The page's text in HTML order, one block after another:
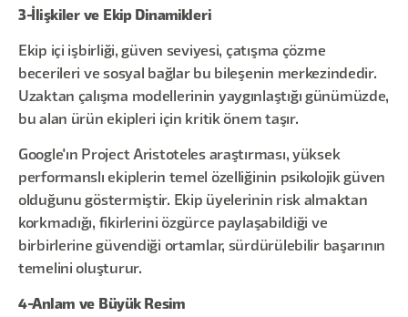
3-İlişkiler ve Ekip Dinamikleri
Ekip içi işbirliği, güven seviyesi, çatışma çözme
becerileri ve sosyal bağlar bu bileşenin merkezindedir.
Uzaktan çalışma modellerinin yaygınlaştığı günümüzde,
bu alan ürün ekipleri için kritik önem taşır.
Google'ın Project Aristoteles araştırması, yüksek
performanslı ekiplerin temel özelliğinin psikolojik güven
olduğunu göstermiştir. Ekip üyelerinin risk almaktan
korkmadığı, fikirlerini özgürce paylaşabildiği ve
birbirlerine güvendiği ortamlar, sürdürülebilir başarının
temelini oluşturur.
4-Anlam ve Büyük Resim